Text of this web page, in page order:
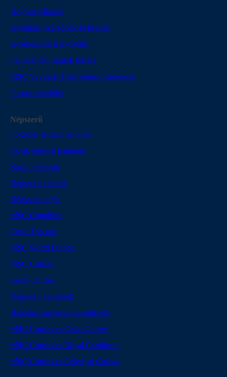
Hogyan válassz?
Általános Szerződési Feltételek
Adatkezelési tájékoztató
Felhasználói adatok törlése
MSC Voyagers Club státusz lekérdezés
Forrásmegjelölés
Népszerű
Földközi-tengeri hajóutak
Észak-európai hajóutak
Karibi hajóutak
Népszerű kikötők
Népszerű hajók
MSC Grandiosa
Costa Toscana
MSC World Europa
MSC Cruises
Costa Cruises
Népszerű keresések
Hajótársaság összehasonlítások
MSC Cruises vs Costa Cruises
MSC Cruises vs Royal Caribbean
MSC Cruises vs Celestyal Cruises